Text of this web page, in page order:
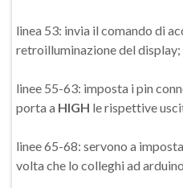
linea 53: invia il comando di
retroilluminazione del display;
linee 55-63: imposta i pin
porta a HIGH le rispettive
linee 65-68: servono a
volta che lo colleghi ad